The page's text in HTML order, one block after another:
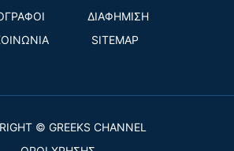
ΔΙΑΦΗΜΙΣΗ
SITEMAP
© GREEKS CHANNEL